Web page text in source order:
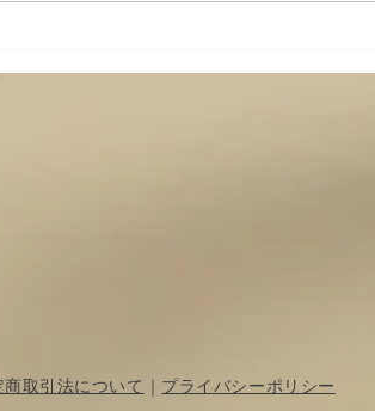
体的な身体操作６ 簡単な腰
商取引法について ｜ プライバシーポリシー